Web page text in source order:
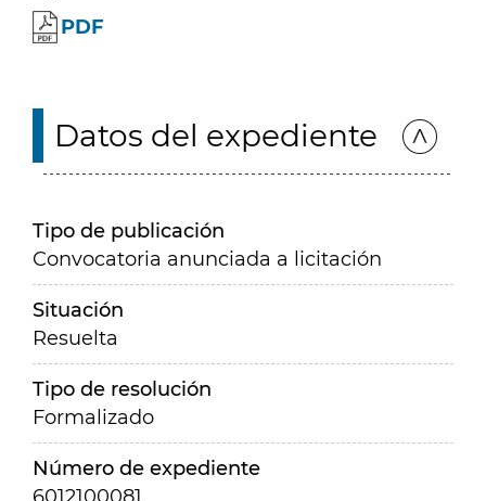
PDF
Datos del expediente
Tipo de publicación
Convocatoria anunciada a licitación
Situación
Resuelta
Tipo de resolución
Formalizado
Número de expediente